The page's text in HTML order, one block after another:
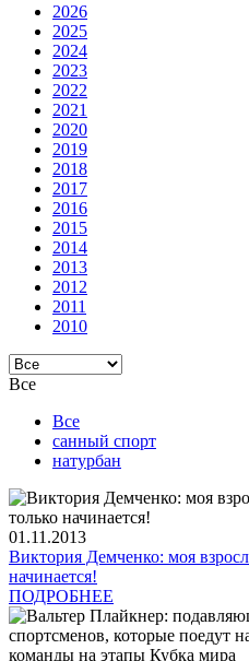
2026
2025
2024
2023
2022
2021
2020
2019
2018
2017
2016
2015
2014
2013
2012
2011
2010
Все
Все
санный спорт
натурбан
01.11.2013
Виктория Демченко: моя
начинается!
ПОДРОБНЕЕ